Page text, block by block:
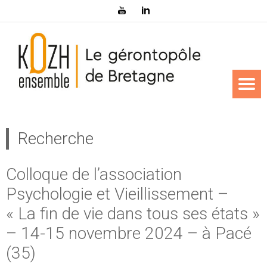
Recherche
Colloque de l’association
Psychologie et Vieillissement –
« La fin de vie dans tous ses états »
– 14-15 novembre 2024 – à Pacé
(35)